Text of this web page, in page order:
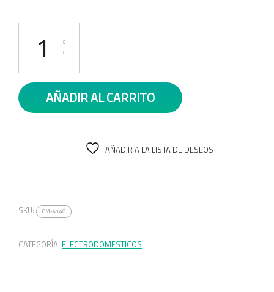
ONDULADOR CON CEPILLO cantidad
AÑADIR AL CARRITO
AÑADIR A LA LISTA DE DESEOS
SKU: CM-41.46
CATEGORÍA: ELECTRODOMESTICOS